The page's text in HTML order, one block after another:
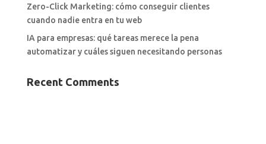
Zero-Click Marketing: cómo conseguir clientes
cuando nadie entra en tu web
IA para empresas: qué tareas merece la pena
automatizar y cuáles siguen necesitando personas
Recent Comments